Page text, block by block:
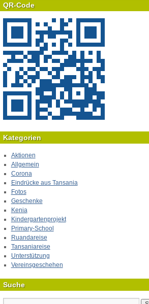
QR-Code
Kategorien
Aktionen
Allgemein
Corona
Eindrücke aus Tansania
Fotos
Geschenke
Kenia
Kindergartenprojekt
Primary-School
Ruandareise
Tansaniareise
Unterstützung
Vereinsgeschehen
Suche